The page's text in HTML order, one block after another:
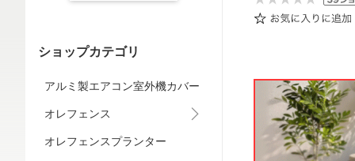
ショップカテゴリ
アルミ製エアコン室外機カバー
オレフェンス
オレフェンスプランター